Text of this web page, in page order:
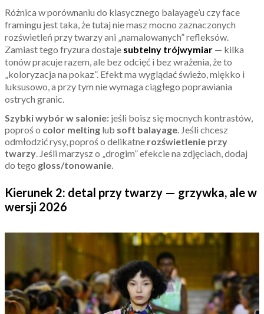
Różnica w porównaniu do klasycznego balayage’u czy face
framingu jest taka, że tutaj nie masz mocno zaznaczonych
rozświetleń przy twarzy ani „namalowanych” refleksów.
Zamiast tego fryzura dostaje subtelny trójwymiar — kilka
tonów pracuje razem, ale bez odcięć i bez wrażenia, że to
„koloryzacja na pokaz”. Efekt ma wyglądać świeżo, miękko i
luksusowo, a przy tym nie wymaga ciągłego poprawiania
ostrych granic.
Szybki wybór w salonie: jeśli boisz się mocnych kontrastów,
poproś o color melting lub soft balayage. Jeśli chcesz
odmłodzić rysy, poproś o delikatne rozświetlenie przy
twarzy. Jeśli marzysz o „drogim” efekcie na zdjęciach, dodaj
do tego gloss/tonowanie.
Kierunek 2: detal przy twarzy — grzywka, ale w
wersji 2026